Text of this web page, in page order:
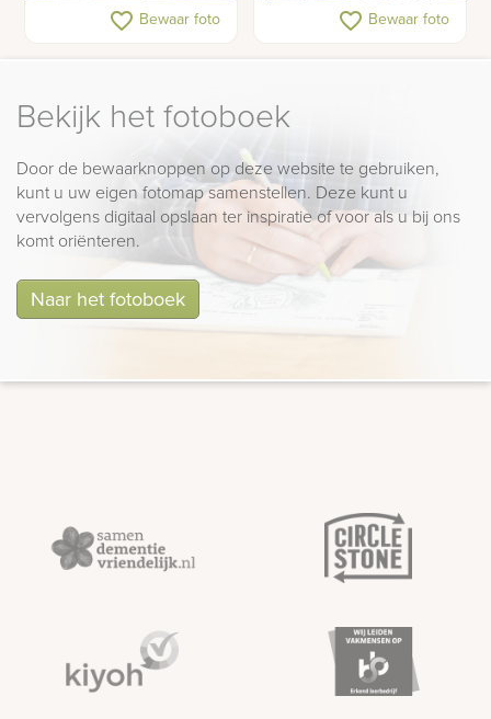
Gedenkteken met glas
favorite_border Bewaar foto
Gedenkteken voor een
tiener met schelpen en
favorite_border Bewaar foto
Bekijk het fotoboek
Door de bewaarknoppen op deze website te gebruiken,
kunt u uw eigen fotomap samenstellen. Deze kunt u
vervolgens digitaal opslaan ter inspiratie of voor als u bij ons
komt oriënteren.
Naar het fotoboek